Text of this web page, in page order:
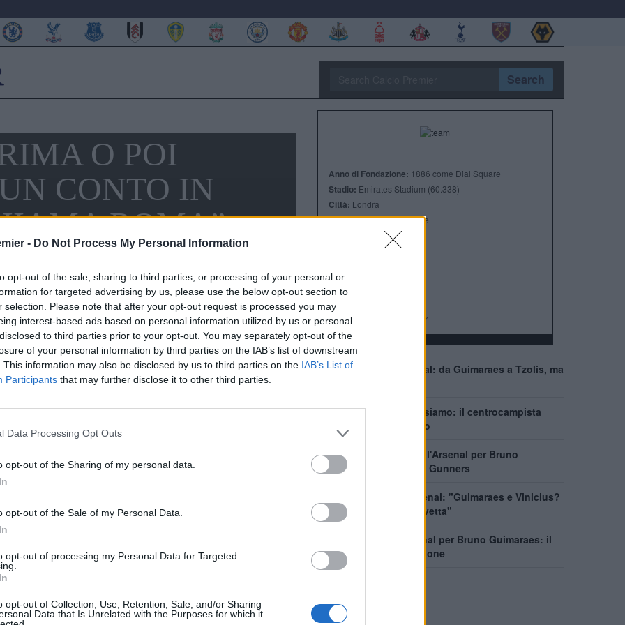
- Do Not Process My Personal Information
opt-out of the sale, sharing to third parties, or processing of your personal or
for targeted advertising by us, please use the below opt-out section to
selection. Please note that after your opt-out request is processed you may
interest-based ads based on personal information utilized by us or personal
to third parties prior to your opt-out. You may separately opt-out of the
of your personal information by third parties on the IAB’s list of downstream
This information may also be disclosed by us to third parties on the IAB’s List of
Participants that may further disclose it to other third parties.
Data Processing Opt Outs
opt-out of the Sharing of my personal data.
opt-out of the Sale of my Personal Data.
opt-out of processing my Personal Data for Targeted
opt-out of Collection, Use, Retention, Sale, and/or Sharing
Data that Is Unrelated with the Purposes for which it
Search
O POI
CONTO IN
ROMA”
dal trionfo in Premier League ha rilasciato un’intervista
Anno di Fondazione: 1886 come Dial Square
Stadio: Emirates Stadium (60.338)
Città: Londra
Presidente:Sran Kroenke
Mikel Arteta
Premier League:
FA Cup:
League Cup:
FA Community Shield: 17
Come giocherà l'Arsenal: da Guimaraes a Tzolis, ma
Guimaraes-Arsenal, ci siamo: il centrocampista
pronto a lasciare il ritiro
In Newcastle dice no all'Arsenal per Bruno
Guimaraes. Il piano dei Gunners
Wilshere incensa l'Arsenal: "Guimaraes e Vinicius?
Segnale per restare in vetta"
Newcastle, no all'Arsenal per Bruno Guimaraes: il
capitano vuole la cessione